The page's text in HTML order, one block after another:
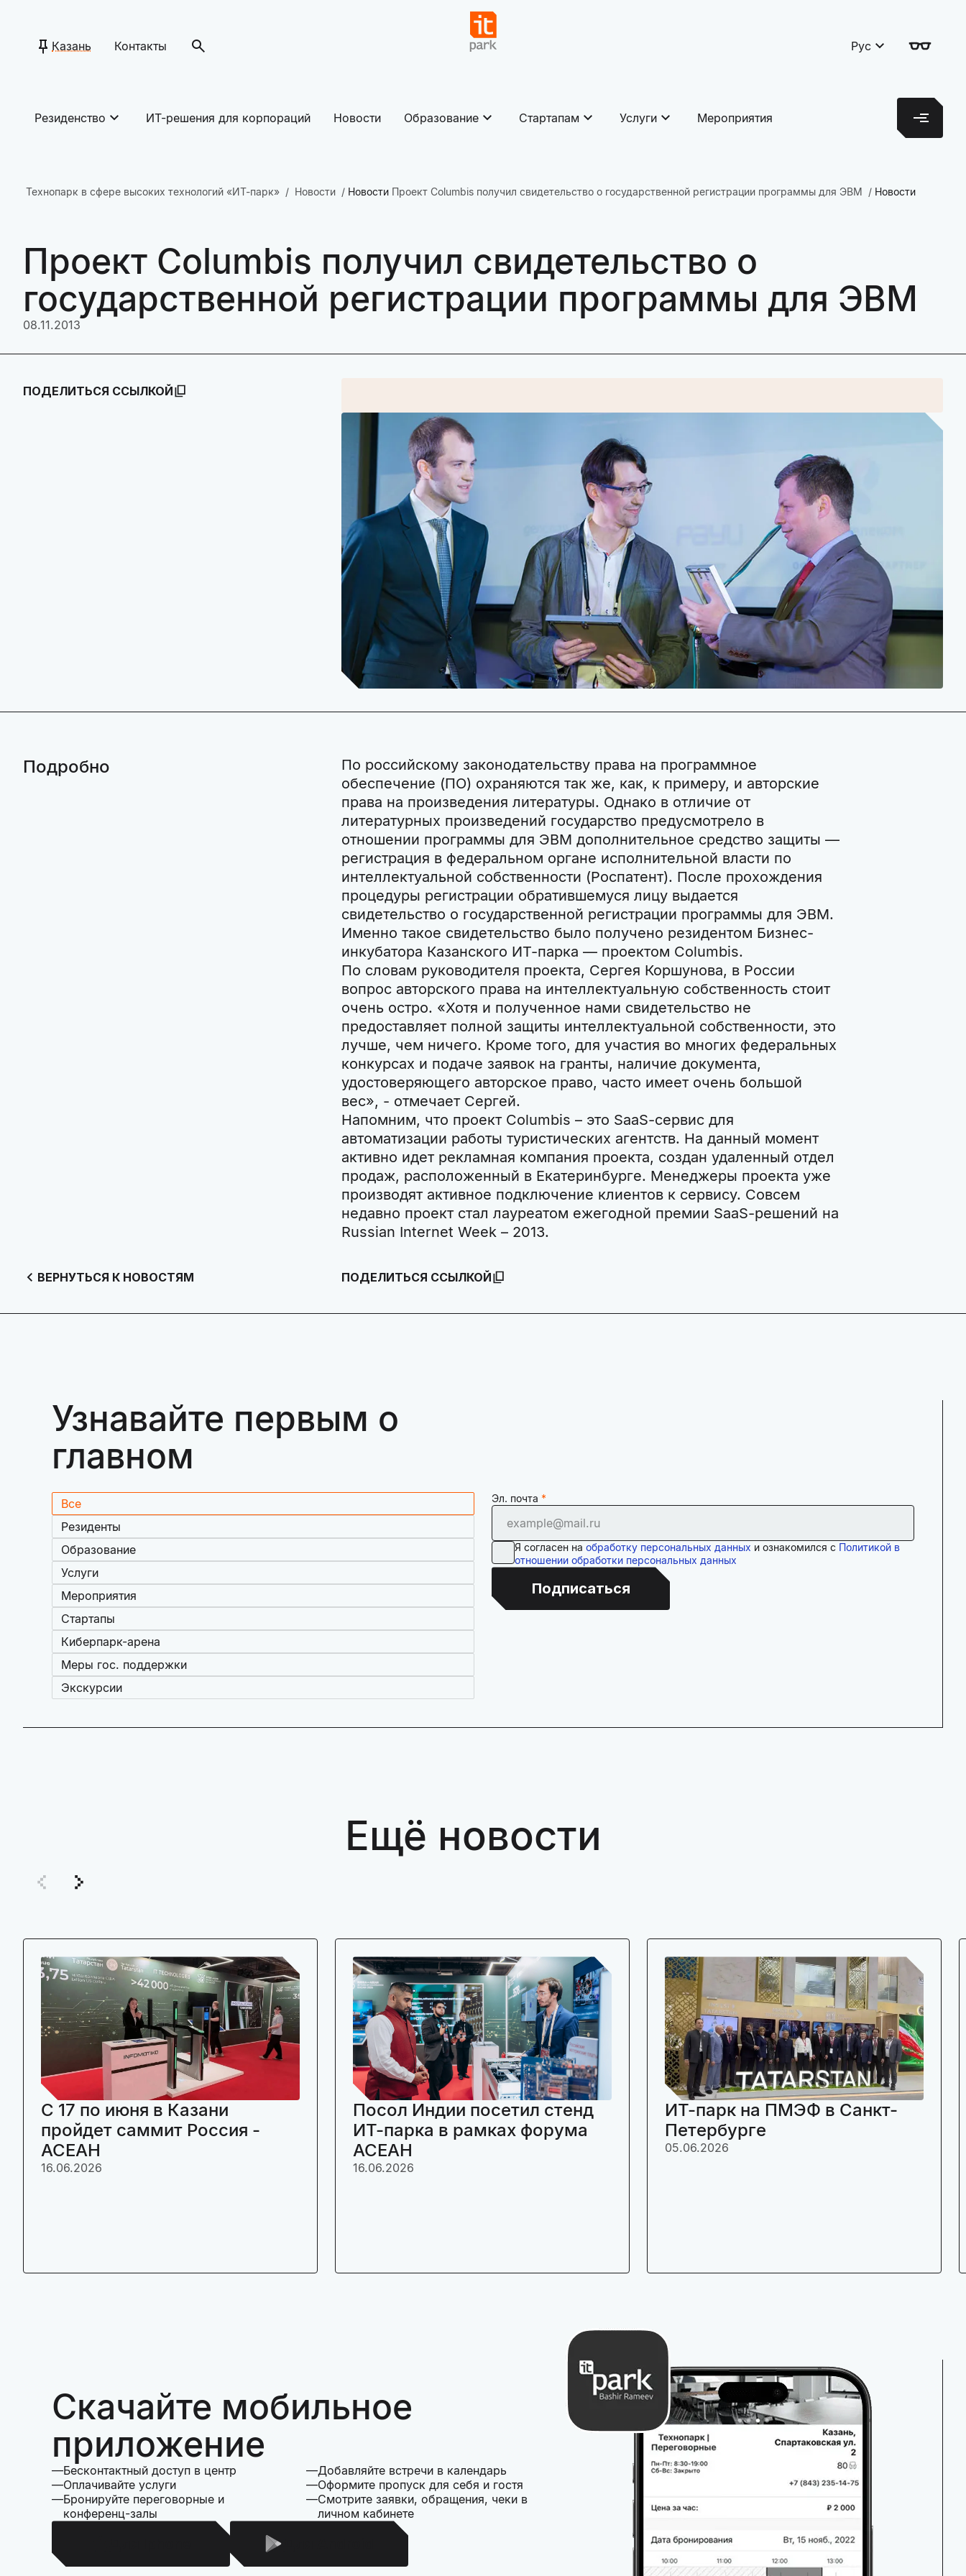
Казань Контакты Рус
Резиденство ИТ-решения для корпораций Новости Образование Стартапам Услуги Мероприятия
Технопарк в сфере высоких технологий «ИТ-парк» Новости Новости Проект Columbis получил свидетельство о государственной регистрации программы для ЭВМ Новости
Проект Columbis получил свидетельство о
государственной регистрации программы для ЭВМ
08.11.2013
ПОДЕЛИТЬСЯ ССЫЛКОЙ
Подробно
По российскому законодательству права на программное
обеспечение (ПО) охраняются так же, как, к примеру, и авторские
права на произведения литературы. Однако в отличие от
литературных произведений государство предусмотрело в
отношении программы для ЭВМ дополнительное средство защиты —
регистрация в федеральном органе исполнительной власти по
интеллектуальной собственности (Роспатент). После прохождения
процедуры регистрации обратившемуся лицу выдается
свидетельство о государственной регистрации программы для ЭВМ.
Именно такое свидетельство было получено резидентом Бизнес-
инкубатора Казанского ИТ-парка — проектом Columbis.
По словам руководителя проекта, Сергея Коршунова, в России
вопрос авторского права на интеллектуальную собственность стоит
очень остро. «Хотя и полученное нами свидетельство не
предоставляет полной защиты интеллектуальной собственности, это
лучше, чем ничего. Кроме того, для участия во многих федеральных
конкурсах и подаче заявок на гранты, наличие документа,
удостоверяющего авторское право, часто имеет очень большой
вес», - отмечает Сергей.
Напомним, что проект Columbis – это SaaS-сервис для
автоматизации работы туристических агентств. На данный момент
активно идет рекламная компания проекта, создан удаленный отдел
продаж, расположенный в Екатеринбурге. Менеджеры проекта уже
производят активное подключение клиентов к сервису. Совсем
недавно проект стал лауреатом ежегодной премии SaaS-решений на
Russian Internet Week – 2013.
ВЕРНУТЬСЯ К НОВОСТЯМ ПОДЕЛИТЬСЯ ССЫЛКОЙ
Узнавайте первым о
главном
Все
Резиденты
Образование
Услуги
Мероприятия
Стартапы
Киберпарк-арена
Меры гос. поддержки
Экскурсии
Эл. почта
Я согласен на обработку персональных данных и ознакомился с Политикой в
отношении обработки персональных данных
Подписаться
Ещё новости
C 17 по июня в Казани
пройдет саммит Россия -
АСЕАН
16.06.2026
Посол Индии посетил стенд
ИТ-парка в рамках форума
АСЕАН
16.06.2026
ИТ-парк на ПМЭФ в Санкт-
Петербурге
05.06.2026
Скачайте мобильное
приложение
Бесконтактный доступ в центр
Оплачивайте услуги
Бронируйте переговорные и
конференц-залы
Добавляйте встречи в календарь
Оформите пропуск для себя и гостя
Смотрите заявки, обращения, чеки в
личном кабинете